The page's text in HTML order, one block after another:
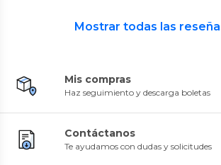
Mostrar todas las
Mis compras
Haz seguimiento y descarga boletas
Contáctanos
Te ayudamos con dudas y solicitudes